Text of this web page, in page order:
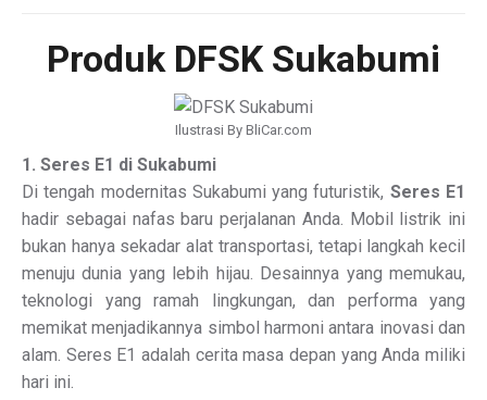
Produk DFSK Sukabumi
Ilustrasi By BliCar.com
1. Seres E1 di Sukabumi
Di tengah modernitas Sukabumi yang futuristik, Seres E1
hadir sebagai nafas baru perjalanan Anda. Mobil listrik ini
bukan hanya sekadar alat transportasi, tetapi langkah kecil
menuju dunia yang lebih hijau. Desainnya yang memukau,
teknologi yang ramah lingkungan, dan performa yang
memikat menjadikannya simbol harmoni antara inovasi dan
alam. Seres E1 adalah cerita masa depan yang Anda miliki
hari ini.